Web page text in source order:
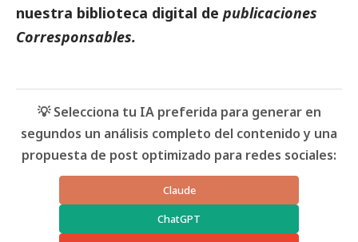
nuestra biblioteca digital de publicaciones
Corresponsables.
💡 Selecciona tu IA preferida para generar en
segundos un análisis completo del contenido y una
propuesta de post optimizado para redes sociales:
Claude
ChatGPT